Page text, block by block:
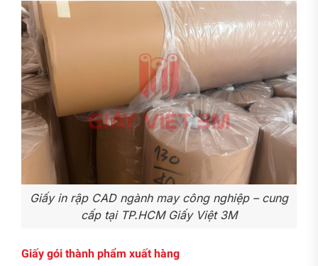
Giấy in rập CAD ngành may công nghiệp – cung
cấp tại TP.HCM Giấy Việt 3M
Giấy gói thành phẩm xuất hàng